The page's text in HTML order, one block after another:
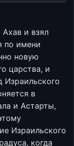
и взял
по имени
новую
царства, и
Израильского
в
и Астарты,
Израильского
когда